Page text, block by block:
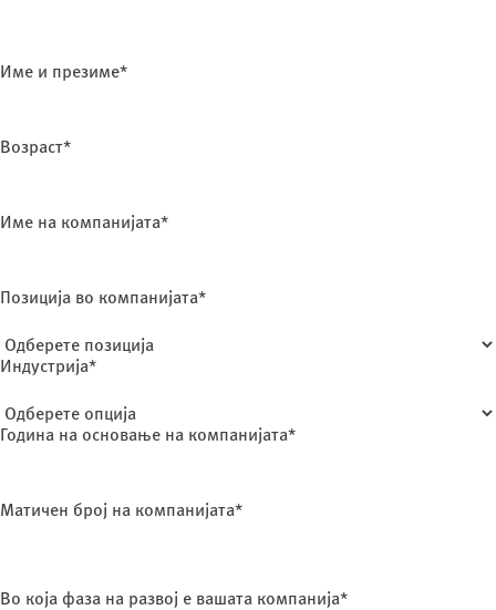
Име и презиме*
Возраст*
Име на компанијата*
Позиција во компанијата*
Индустрија*
Година на основање на компанијата*
Матичен број на компанијата*
Во која фаза на развој е вашата компанија*